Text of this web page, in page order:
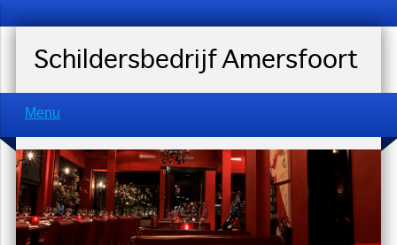
Schildersbedrijf Amersfoort
Menu